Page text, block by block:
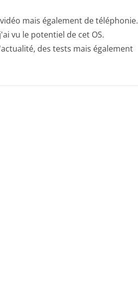
mais également de téléphonie.
vu le potentiel de cet OS.
des tests mais également